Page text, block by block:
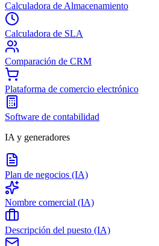
Calculadora de Almacenamiento
Calculadora de SLA
Comparación de CRM
Plataforma de comercio electrónico
Software de contabilidad
IA y generadores
Plan de negocios (IA)
Nombre comercial (IA)
Descripción del puesto (IA)